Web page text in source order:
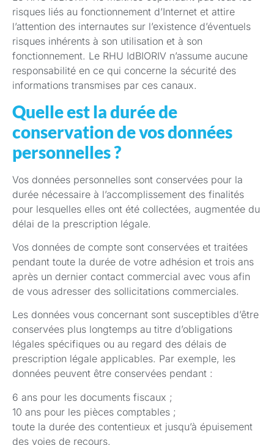
risques liés au fonctionnement d’Internet et attire
l’attention des internautes sur l’existence d’éventuels
risques inhérents à son utilisation et à son
fonctionnement. Le RHU IdBIORIV n’assume aucune
responsabilité en ce qui concerne la sécurité des
informations transmises par ces canaux.
Quelle est la durée de
conservation de vos données
personnelles ?
Vos données personnelles sont conservées pour la
durée nécessaire à l’accomplissement des finalités
pour lesquelles elles ont été collectées, augmentée du
délai de la prescription légale.
Vos données de compte sont conservées et traitées
pendant toute la durée de votre adhésion et trois ans
après un dernier contact commercial avec vous afin
de vous adresser des sollicitations commerciales.
Les données vous concernant sont susceptibles d’être
conservées plus longtemps au titre d’obligations
légales spécifiques ou au regard des délais de
prescription légale applicables. Par exemple, les
données peuvent être conservées pendant :
6 ans pour les documents fiscaux ;
10 ans pour les pièces comptables ;
toute la durée des contentieux et jusqu’à épuisement
des voies de recours.